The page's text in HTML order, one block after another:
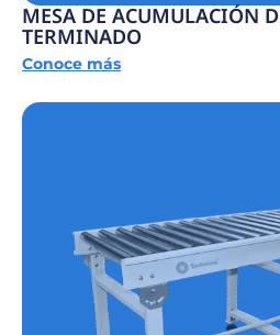
MESA DE ACUMULACIÓN
TERMINADO
Conoce más